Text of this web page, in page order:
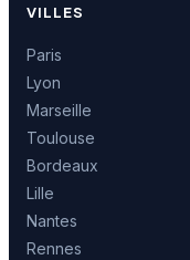
VILLES
Paris
Lyon
Marseille
Toulouse
Bordeaux
Lille
Nantes
Rennes